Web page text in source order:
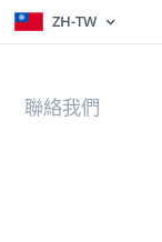
ZH-TW
聯絡我們